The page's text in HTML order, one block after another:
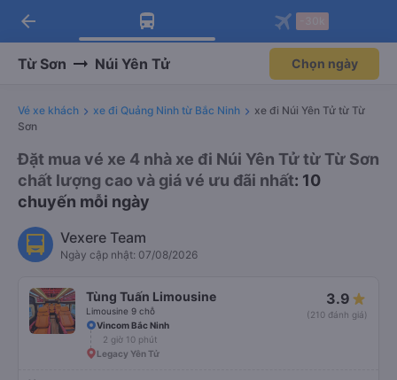
Tải app Vexere ngay!
Nhận ưu đãi thành viên độc
Mở app
Tải app Vexere
-30k/ghế khi đặt vé máy bay qua
Mở app
arrow_back
Từ Sơn Núi Yên Tử Chọn ngày
Vé xe khách xe đi Quảng Ninh từ Bắc Ninh
xe đi Núi Yên Tử từ Từ
Sơn
Đặt mua vé xe 4 nhà xe đi Núi Yên Tử từ Từ Sơn
chất lượng cao và giá vé ưu đãi nhất: 10
chuyến mỗi ngày
Vexere Team
Ngày cập nhật: 07/08/2026
Tùng Tuấn Limousine
Limousine 9 chỗ
3.9
(210 đánh giá)
Vincom Bắc Ninh
2 giờ 10 phút
Legacy Yên Tử